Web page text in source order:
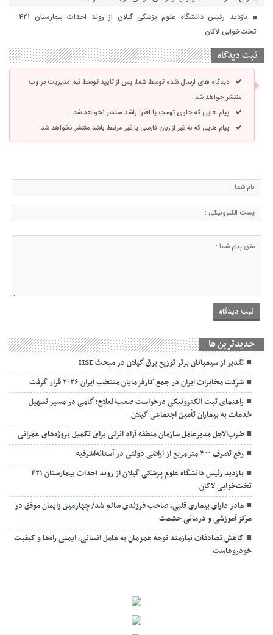
بازدید رئیس دانشگاه علوم پزشکی گیلان از روند احداث بیمارستان ۴۲۱
تخت‌خوابی لاکان
ثبت دیدگاه
دیدگاه های ارسال شده توسط شما، پس از تایید توسط تیم مدیریت در وب
منتشر خواهد شد.
پیام هایی که حاوی تهمت یا افترا باشد منتشر نخواهد شد.
پیام هایی که به غیر از زبان فارسی یا غیر مرتبط باشد منتشر نخواهد شد.
جديدترين ها
تقدیر از سیمبانان برتر توزیع برق گیلان در مبحث HSE
شرکت مخابرات ایران در جمع کارفرمایان منتخب ایران ۲۰۲۶ قرار گرفت
راهنمای ثبت الکترونیکی درخواست صعب‌العلاج؛ گامی در مسیر تسهیل
خدمات به بیماران تأمین اجتماعی گیلان
ضرب‌الاجل مدیرعامل سازمان منطقه آزاد انزلی برای تکمیل پروژه‌های عمرانی
رفع تصرف ۳۰۰ مترمربع از اراضی دولتی در آستانه‌اشرفیه
بازدید رئیس دانشگاه علوم پزشکی گیلان از روند احداث بیمارستان ۴۲۱
تخت‌خوابی لاکان
مادر دارای بیماری قلبی، صاحب فرزندی سالم شد/ چهارمین زایمان موفق در
مرکز آموزشی و درمانی حشمت
کاهش تصادفات نیازمند توجه همزمان به عامل انسانی، ایمنی راه‌ها و کیفیت
خودروهاست